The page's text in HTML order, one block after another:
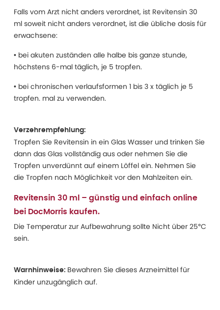
Falls vom Arzt nicht anders verordnet, ist Revitensin 30
ml soweit nicht anders verordnet, ist die übliche dosis für
erwachsene:
• bei akuten zuständen alle halbe bis ganze stunde,
höchstens 6-mal täglich, je 5 tropfen.
• bei chronischen verlaufsformen 1 bis 3 x täglich je 5
tropfen. mal zu verwenden.
Verzehrempfehlung:
Tropfen Sie Revitensin in ein Glas Wasser und trinken Sie
dann das Glas vollständig aus oder nehmen Sie die
Tropfen unverdünnt auf einem Löffel ein. Nehmen Sie
die Tropfen nach Möglichkeit vor den Mahlzeiten ein.
Revitensin 30 ml – günstig und einfach online
bei DocMorris kaufen.
Die Temperatur zur Aufbewahrung sollte Nicht über 25°C
sein.
Warnhinweise: Bewahren Sie dieses Arzneimittel für
Kinder unzugänglich auf.